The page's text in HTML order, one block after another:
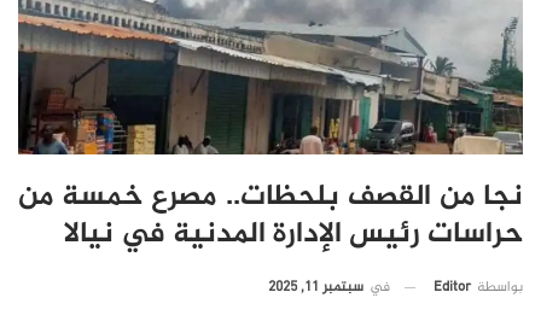
نجا من القصف بلحظات.. مصرع خمسة من
حراسات رئيس الإدارة المدنية في نيالا
بواسطة Editor في سبتمبر 11, 2025